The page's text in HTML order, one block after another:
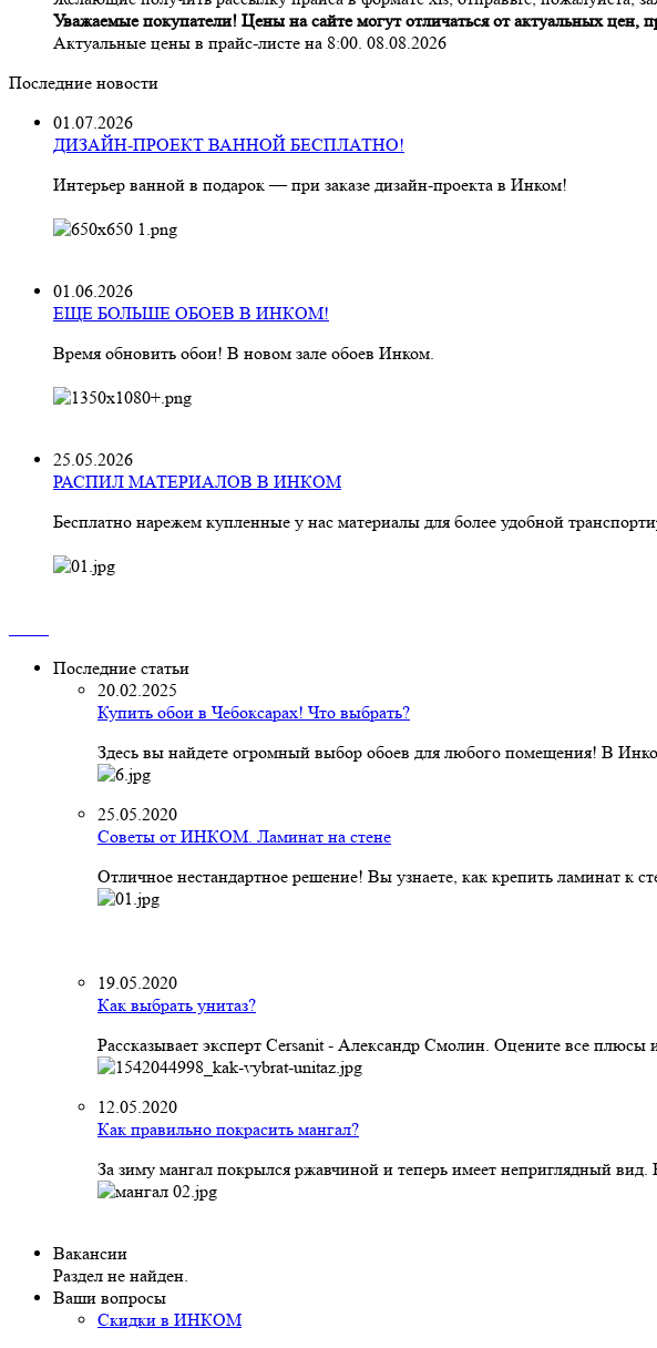
Уважаемые покупатели! Цены на сайте могут отличаться от актуальных цен,
Актуальные цены в прайс-листе на 8:00. 08.08.2026
Последние новости
01.07.2026
ДИЗАЙН-ПРОЕКТ ВАННОЙ БЕСПЛАТНО!
Интерьер ванной в подарок — при заказе дизайн‑проекта в Инком!
01.06.2026
ЕЩЕ БОЛЬШЕ ОБОЕВ В ИНКОМ!
Время обновить обои! В новом зале обоев Инком.
25.05.2026
РАСПИЛ МАТЕРИАЛОВ В ИНКОМ
Бесплатно нарежем купленные у нас материалы для более удобной
Последние статьи
20.02.2025
Купить обои в Чебоксарах! Что выбрать?
Здесь вы найдете огромный выбор обоев для любого помещения! В
25.05.2020
Советы от ИНКОМ. Ламинат на стене
Отличное нестандартное решение! Вы узнаете, как крепить ламинат к
19.05.2020
Как выбрать унитаз?
Рассказывает эксперт Cersanit - Александр Смолин. Оцените все
12.05.2020
Как правильно покрасить мангал?
За зиму мангал покрылся ржавчиной и теперь имеет неприглядный вид.
Вакансии
Раздел не найден.
Ваши вопросы
Скидки в ИНКОМ